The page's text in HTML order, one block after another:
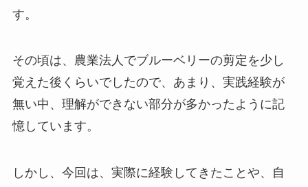
す。
その頃は、農業法人でブルーベリーの剪定を少し
覚えた後くらいでしたので、あまり、実践経験が
無い中、理解ができない部分が多かったように記
憶しています。
しかし、今回は、実際に経験してきたことや、自